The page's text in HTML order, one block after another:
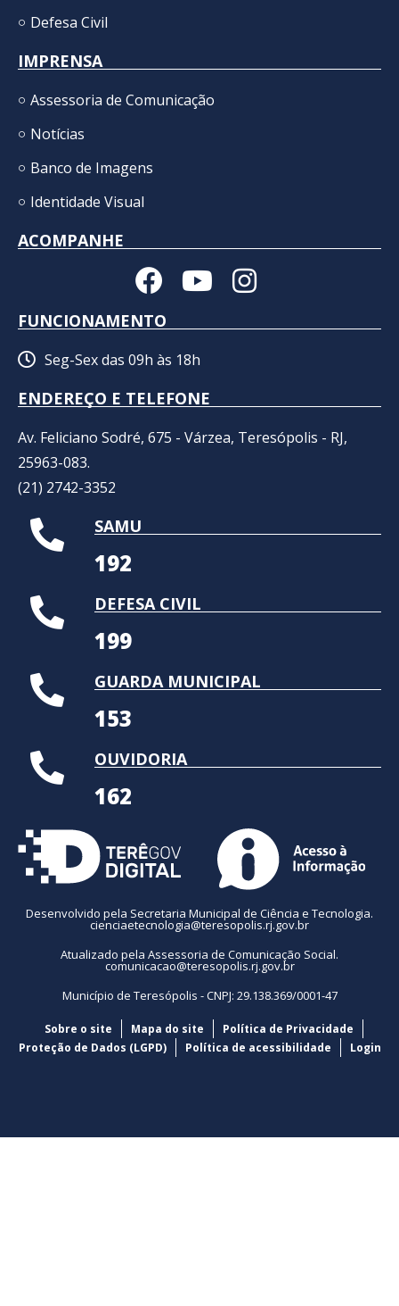
Defesa Civil
IMPRENSA
Assessoria de Comunicação
Notícias
Banco de Imagens
Identidade Visual
ACOMPANHE
FUNCIONAMENTO
Seg-Sex das 09h às 18h
ENDEREÇO E TELEFONE
Av. Feliciano Sodré, 675 - Várzea, Teresópolis - RJ,
25963-083.
(21) 2742-3352​
SAMU
192
DEFESA CIVIL
199
GUARDA MUNICIPAL
153
OUVIDORIA
162
Desenvolvido pela Secretaria Municipal de Ciência e Tecnologia.
cienciaetecnologia@teresopolis.rj.gov.br
Atualizado pela Assessoria de Comunicação Social.
comunicacao@teresopolis.rj.gov.br
Município de Teresópolis - CNPJ: 29.138.369/0001-47
Sobre o site Mapa do site
Política de Privacidade
Proteção de Dados (LGPD)
Política de acessibilidade Login